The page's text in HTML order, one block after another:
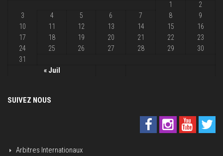
« Juil
1
2
3
4 5 6 7 8
9
10
11 12 13 14 15
16
17
18 19 20 21 22
23
24
25 26 27 28 29
30
31
SUIVEZ NOUS
Arbitres Internationaux